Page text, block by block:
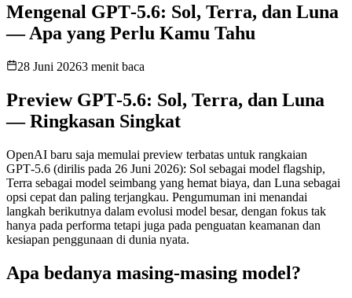
Mengenal GPT‑5.6: Sol, Terra, dan Luna
— Apa yang Perlu Kamu Tahu
28 Juni 20263 menit baca
Preview GPT‑5.6: Sol, Terra, dan Luna
— Ringkasan Singkat
OpenAI baru saja memulai preview terbatas untuk rangkaian
GPT‑5.6 (dirilis pada 26 Juni 2026): Sol sebagai model flagship,
Terra sebagai model seimbang yang hemat biaya, dan Luna sebagai
opsi cepat dan paling terjangkau. Pengumuman ini menandai
langkah berikutnya dalam evolusi model besar, dengan fokus tak
hanya pada performa tetapi juga pada penguatan keamanan dan
kesiapan penggunaan di dunia nyata.
Apa bedanya masing‑masing model?